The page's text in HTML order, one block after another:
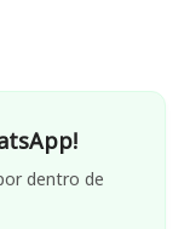
dentro de